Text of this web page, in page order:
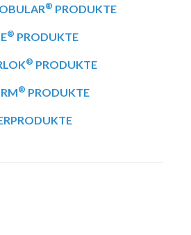
® PRODUKTE
® PRODUKTE
® PRODUKTE
® PRODUKTE